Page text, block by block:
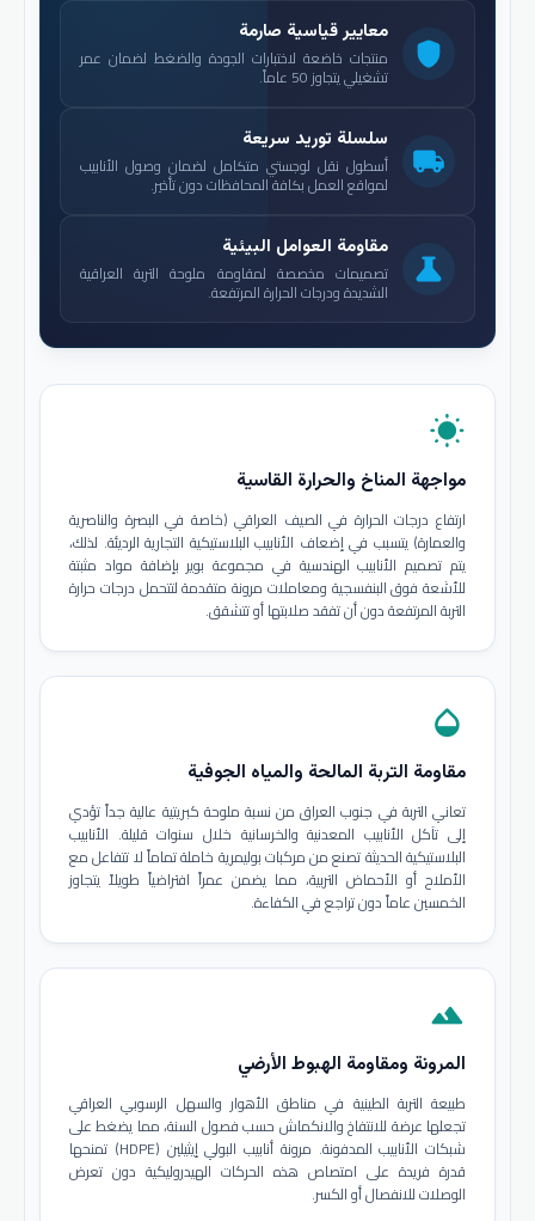
shield
معايير قياسية صارمة
منتجات خاضعة لاختبارات الجودة والضغط لضمان عمر
تشغيلي يتجاوز 50 عاماً.
local_shipping
سلسلة توريد سريعة
أسطول نقل لوجستي متكامل لضمان وصول الأنابيب
لمواقع العمل بكافة المحافظات دون تأخير.
science
مقاومة العوامل البيئية
تصميمات مخصصة لمقاومة ملوحة التربة العراقية
الشديدة ودرجات الحرارة المرتفعة.
wb_sunny
مواجهة المناخ والحرارة القاسية
ارتفاع درجات الحرارة في الصيف العراقي (خاصة في البصرة والناصرية
والعمارة) يتسبب في إضعاف الأنابيب البلاستيكية التجارية الرديئة. لذلك،
يتم تصميم الأنابيب الهندسية في مجموعة بوير بإضافة مواد مثبتة
للأشعة فوق البنفسجية ومعاملات مرونة متقدمة لتتحمل درجات حرارة
التربة المرتفعة دون أن تفقد صلابتها أو تتشقق.
opacity
مقاومة التربة المالحة والمياه الجوفية
تعاني التربة في جنوب العراق من نسبة ملوحة كبريتية عالية جداً تؤدي
إلى تآكل الأنابيب المعدنية والخرسانية خلال سنوات قليلة. الأنابيب
البلاستيكية الحديثة تصنع من مركبات بوليمرية خاملة تماماً لا تتفاعل مع
الأملاح أو الأحماض التربية، مما يضمن عمراً افتراضياً طويلاً يتجاوز
الخمسين عاماً دون تراجع في الكفاءة.
terrain
المرونة ومقاومة الهبوط الأرضي
طبيعة التربة الطينية في مناطق الأهوار والسهل الرسوبي العراقي
تجعلها عرضة للانتفاخ والانكماش حسب فصول السنة، مما يضغط على
شبكات الأنابيب المدفونة. مرونة أنابيب البولي إيثيلين (HDPE) تمنحها
قدرة فريدة على امتصاص هذه الحركات الهيدروليكية دون تعرض
الوصلات للانفصال أو الكسر.